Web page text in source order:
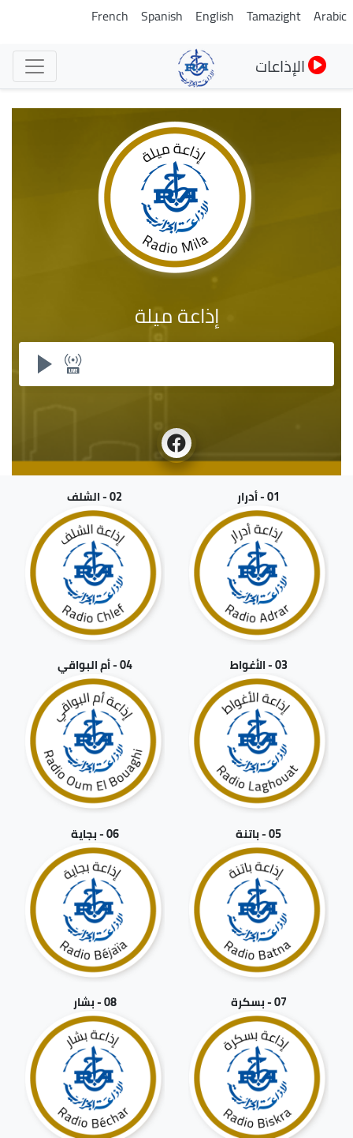
تجاوز
Arabic
Tamazight
English
Spanish
French
الإذاعات
إذاعة ميلة
01 - أدرار 02 - الشلف
03 - الأغواط 04 - أم البواقي
05 - باتنة 06 - بجاية
07 - بسكرة 08 - بشار